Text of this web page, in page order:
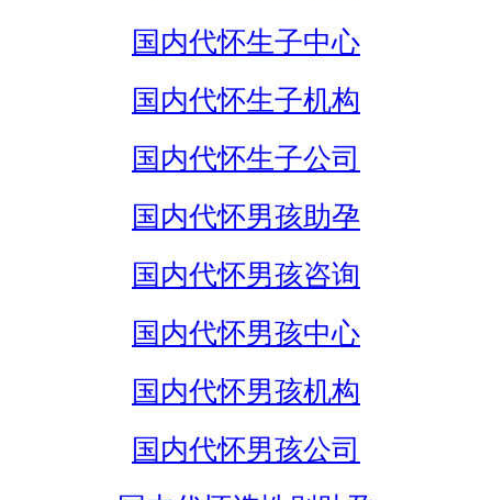
国内代怀生子中心
国内代怀生子机构
国内代怀生子公司
国内代怀男孩助孕
国内代怀男孩咨询
国内代怀男孩中心
国内代怀男孩机构
国内代怀男孩公司